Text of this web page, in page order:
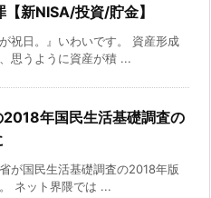
新NISA/投資/貯金】
祝日。』いわいです。 資産形成
思うように資産が積 ...
2018年国民生活基礎調査の
が国民生活基礎調査の2018年版
ネット界隈では ...